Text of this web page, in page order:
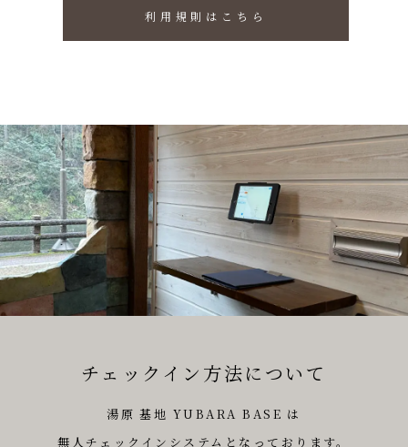
利用規則はこちら
チェックイン⽅法について
湯原 基地 YUBARA BASE は
無⼈チェックインシステムとなっております。